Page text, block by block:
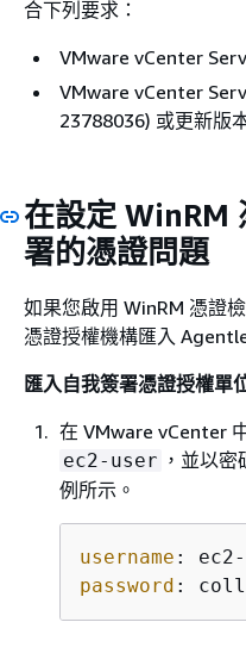
合下列要求：
VMware vCenter
VMware vCenter
23788036) 或更新版
在設定 WinRM
署的憑證問題
如果您啟用 WinRM 憑證
憑證授權機構匯入
匯入自我簽署憑證授權單
在 VMware vCenter
ec2-user ，並以密
例所示。
username :
password :